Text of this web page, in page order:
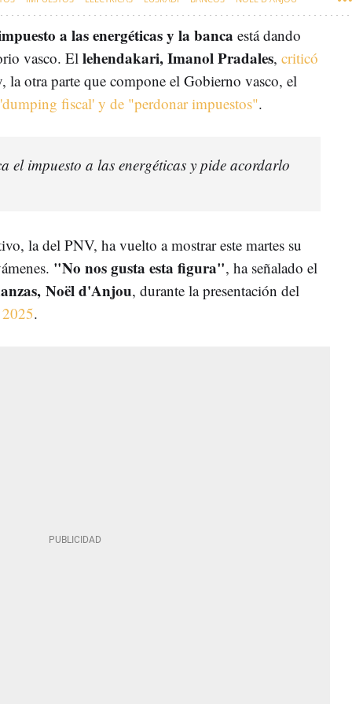
a las energéticas y la banca está dando
vasco. El lehendakari, Imanol Pradales, criticó
la otra parte que compone el Gobierno vasco, el
'dumping fiscal' y de "perdonar impuestos".
el impuesto a las energéticas y pide acordarlo
la del PNV, ha vuelto a mostrar este martes su
"No nos gusta esta figura", ha señalado el
Noël d'Anjou, durante la presentación del
.